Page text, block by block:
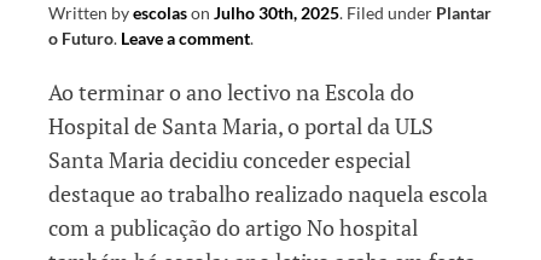
Written byescolason Julho 30th, 2025. Filed under Plantar
o Futuro. Leave a comment.
Ao terminar o ano lectivo na Escola do
Hospital de Santa Maria, o portal da ULS
Santa Maria decidiu conceder especial
destaque ao trabalho realizado naquela escola
com a publicação do artigo No hospital